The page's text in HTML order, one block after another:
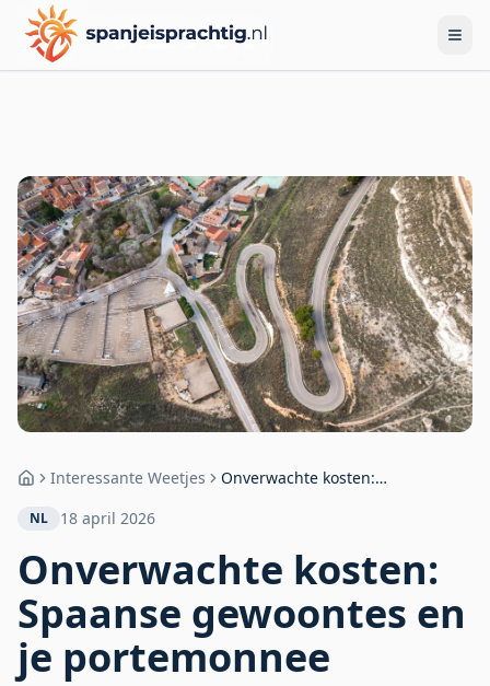
HomeInteressante Weetjes
Onverwachte kosten:
NL 18 april 2026
Onverwachte kosten:
Spaanse gewoontes en
je portemonnee